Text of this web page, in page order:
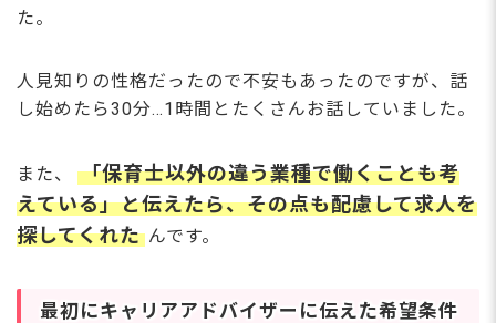
た。
人見知りの性格だったので不安もあったのですが、話
し始めたら30分…1時間とたくさんお話していました。
また、
「保育士以外の違う業種で働くことも考
えている」と伝えたら、その点も配慮して求人を
探してくれた んです。
最初にキャリアアドバイザーに伝えた希望条件